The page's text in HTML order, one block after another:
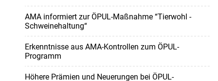
AMA informiert zur ÖPUL-Maßnahme “Tierwohl -
Schweinehaltung“
Erkenntnisse aus AMA-Kontrollen zum ÖPUL-
Programm
Höhere Prämien und Neuerungen bei ÖPUL-